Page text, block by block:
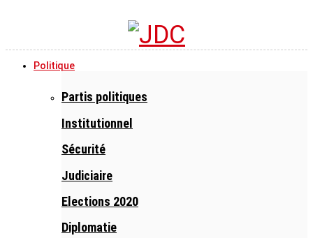
Politique
Partis politiques
Institutionnel
Sécurité
Judiciaire
Elections 2020
Diplomatie